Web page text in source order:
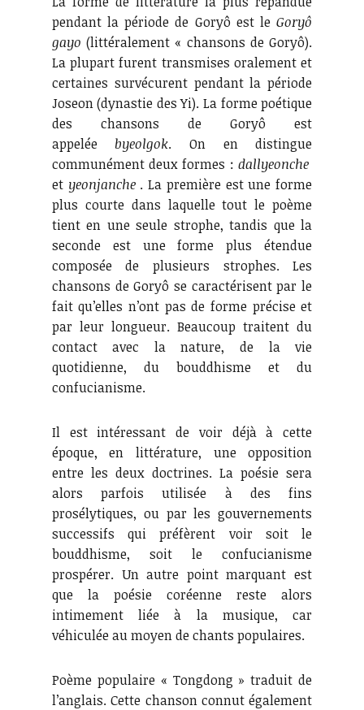
pendant la période de Goryô est leGoryô
gayo (littéralement « chansons de Goryô).
La plupart furent transmises oralement et
certaines survécurent pendant la période
Joseon (dynastie des Yi). La forme poétique
des chansons de Goryô est
appeléebyeolgok. On en distingue
communément deux formes :dallyeonche
et yeonjanche. La première est une forme
plus courte dans laquelle tout le poème
tient en une seule strophe, tandis que la
seconde est une forme plus étendue
composée de plusieurs strophes. Les
chansons de Goryô se caractérisent par le
fait qu’elles n’ont pas de forme précise et
par leur longueur. Beaucoup traitent du
contact avec la nature, de la vie
quotidienne, du bouddhisme et du
confucianisme.
Il est intéressant de voir déjà à cette
époque, en littérature, une opposition
entre les deux doctrines. La poésie sera
alors parfois utilisée à des fins
prosélytiques, ou par les gouvernements
successifs qui préfèrent voir soit le
bouddhisme, soit le confucianisme
prospérer. Un autre point marquant est
que la poésie coréenne reste alors
intimement liée à la musique, car
véhiculée au moyen de chants populaires.
Poème populaire « Tongdong » traduit de
l’anglais. Cette chanson connut également